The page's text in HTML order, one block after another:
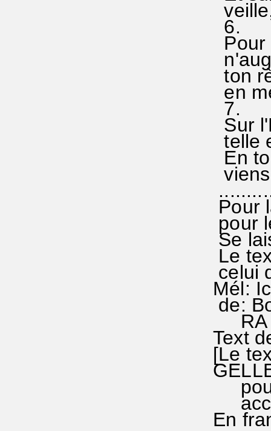
6.
Pour
ton
en
7.
Sur
telle
En
viens
Pour
pour
Se
Le
celui
Mél:
de:
RA
Text
[Le
pour
En